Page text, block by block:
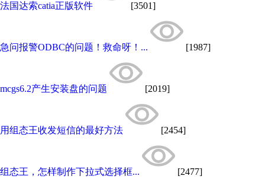
法国达索catia正版软件 [3501]
急问报警ODBC的问题！救命呀！... [1987]
mcgs6.2产生安装盘的问题 [2019]
用组态王收发短信的最好方法 [2454]
组态王，怎样制作下拉式选择框... [2477]